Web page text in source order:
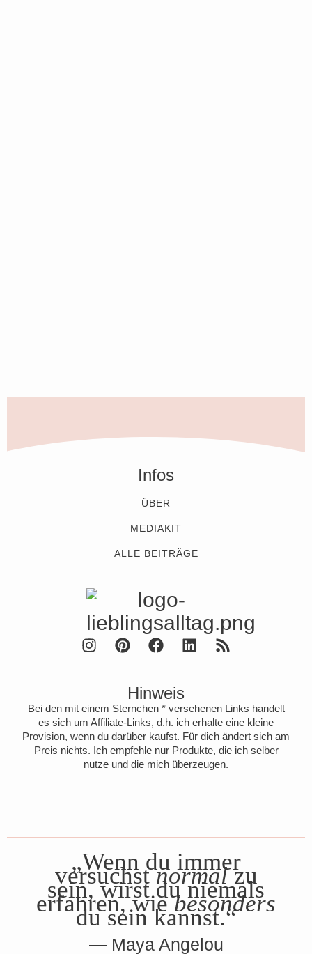
Infos
ÜBER
MEDIAKIT
ALLE BEITRÄGE
Hinweis
Bei den mit einem Sternchen * versehenen Links handelt
es sich um Affiliate-Links, d.h. ich erhalte eine kleine
Provision, wenn du darüber kaufst. Für dich ändert sich am
Preis nichts. Ich empfehle nur Produkte, die ich selber
nutze und die mich überzeugen.
„Wenn du immer
versuchstnormalzu
sein, wirst du niemals
erfahren, wiebesonders
du sein kannst.“
Maya Angelou